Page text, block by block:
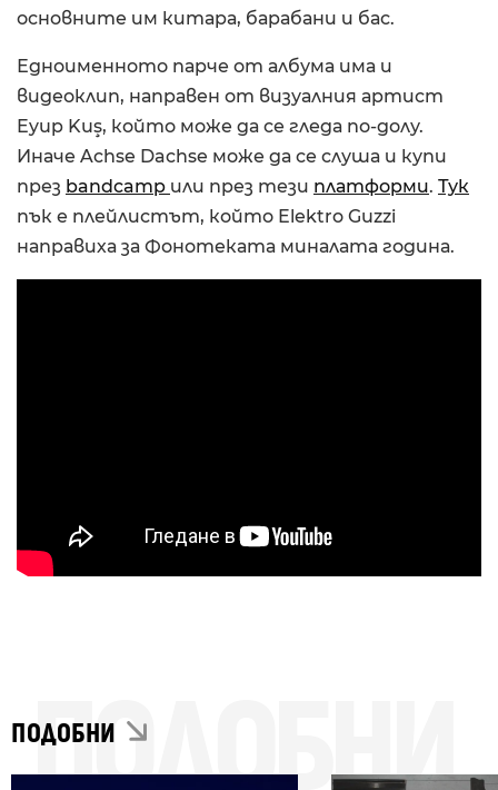
основните им китара, барабани и бас.
Едноименното парче от албума има и
видеоклип, направен от визуалния артист
Eyup Kuş, който може да се гледа по-долу.
Иначе Achse Dachse може да се слуша и купи
през bandcamp или през тези платформи. Тук
пък е плейлистът, който Elektro Guzzi
направиха за Фонотеката миналата година.
ПОДОБНИ
ПОДОБНИ